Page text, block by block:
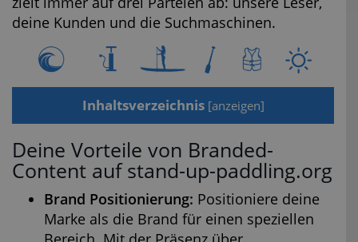
deine Kunden und die Suchmaschinen.
Inhaltsverzeichnis [anzeigen]
Deine Vorteile von Branded-
Content auf stand-up-paddling.org
Brand Positionierung: Positioniere deine
Marke als die Brand für einen speziellen